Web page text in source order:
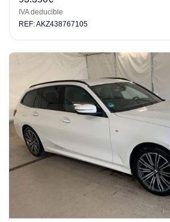
IVA deducible
REF: AKZ438767105